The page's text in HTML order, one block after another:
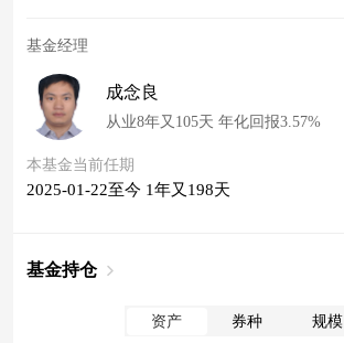
基金经理
成念良
从业8年又105天 年化回报3.57%
本基金当前任期
2025-01-22至今 1年又198天
基金持仓
资产 券种 规模